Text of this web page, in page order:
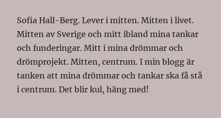
Sofia Hall-Berg. Lever i mitten. Mitten i livet.
Mitten av Sverige och mitt ibland mina tankar
och funderingar. Mitt i mina drömmar och
drömprojekt. Mitten, centrum. I min blogg är
tanken att mina drömmar och tankar ska få stå
i centrum. Det blir kul, häng med!